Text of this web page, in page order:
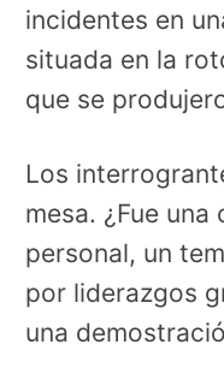
incidentes en
situada en la
que se
Los
mesa. ¿Fue
personal, un
por liderazgos
una